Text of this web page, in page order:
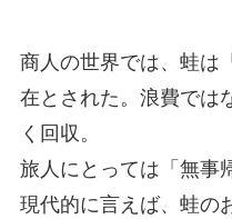
商人の世界では、蛙は
在とされた。浪費では
く回収。
旅人にとっては「無事
現代的に言えば、蛙の